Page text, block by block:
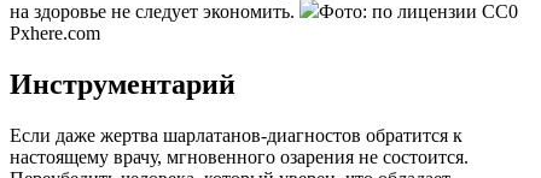
на здоровье не следует экономить.
Фото: по лицензии CC0
Pxhere.com
Инструментарий
Если даже жертва шарлатанов-диагностов обратится к
настоящему врачу, мгновенного озарения не состоится.